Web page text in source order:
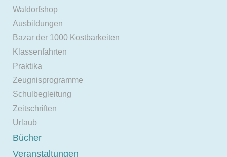
Waldorfshop
Ausbildungen
Bazar der 1000 Kostbarkeiten
Klassenfahrten
Praktika
Zeugnisprogramme
Schulbegleitung
Zeitschriften
Urlaub
Bücher
Veranstaltungen